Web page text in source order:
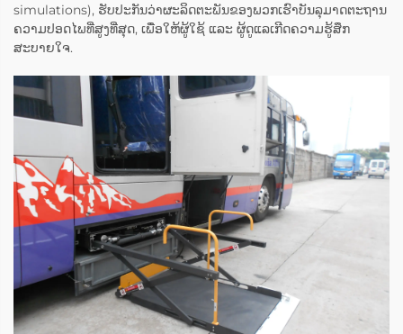
simulations), ຮັບປະກັນວ່າຜະລິດຕະພັນຂອງພວກເຮົາບັນລຸມາດຕະຖານ
ຄວາມປອດໄພທີ່ສູງທີ່ສຸດ, ເພື່ອໃຫ້ຜູ້ໃຊ້ ແລະ ຜູ້ດູແລເກີດຄວາມຮູ້ສຶກ
ສະບາຍໃຈ.